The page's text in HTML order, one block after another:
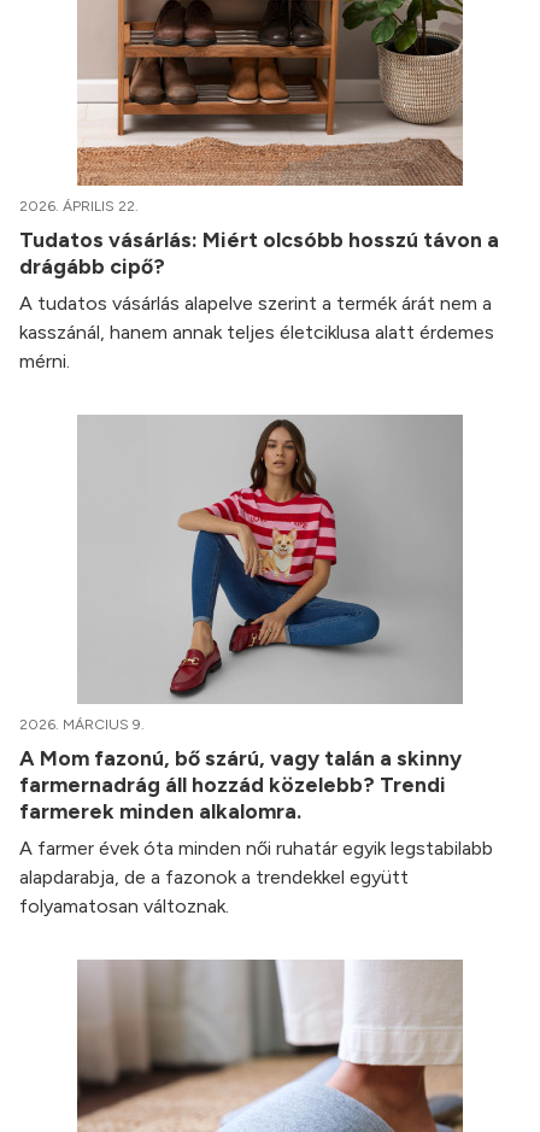
2026. ÁPRILIS 22.
Tudatos vásárlás: Miért olcsóbb hosszú távon a
drágább cipő?
A tudatos vásárlás alapelve szerint a termék árát nem a
kasszánál, hanem annak teljes életciklusa alatt érdemes
mérni.
2026. MÁRCIUS 9.
A Mom fazonú, bő szárú, vagy talán a skinny
farmernadrág áll hozzád közelebb? Trendi
farmerek minden alkalomra.
A farmer évek óta minden női ruhatár egyik legstabilabb
alapdarabja, de a fazonok a trendekkel együtt
folyamatosan változnak.